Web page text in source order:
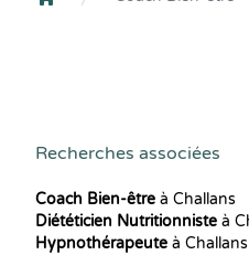
Recherches associées
Coach Bien-être à Challans
Diététicien Nutritionniste à
Hypnothérapeute à Challans